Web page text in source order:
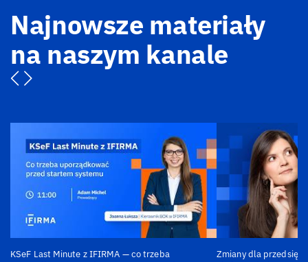
Najnowsze materiały
na naszym kanale
KSeF Last Minute z IFIRMA — co trzeba
Zmiany dla